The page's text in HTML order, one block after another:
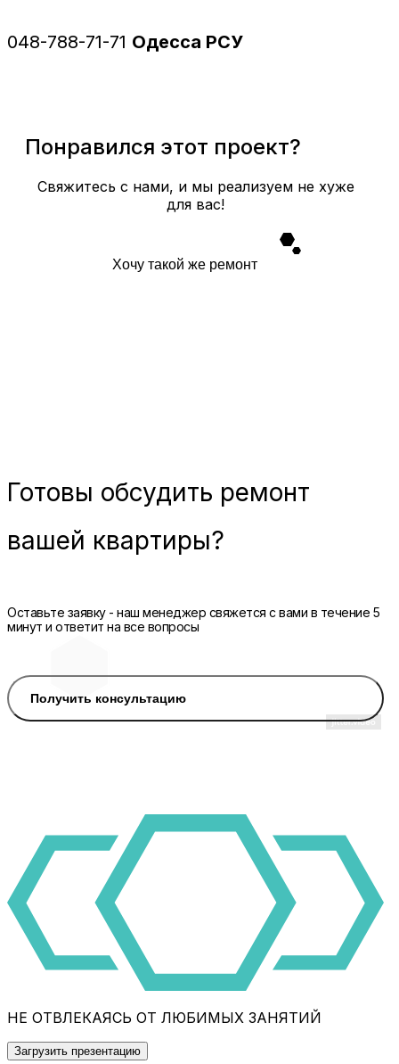
048-788-71-71 Одесса РСУ
Понравился этот проект?
Свяжитесь с нами, и мы реализуем не хуже
для вас!
Хочу такой же ремонт
Готовы обсудить ремонт
вашей квартиры?
Оставьте заявку - наш менеджер свяжется с вами в течение 5
минут и ответит на все вопросы
Получить консультацию
НЕ ОТВЛЕКАЯСЬ ОТ ЛЮБИМЫХ ЗАНЯТИЙ
Загрузить презентацию